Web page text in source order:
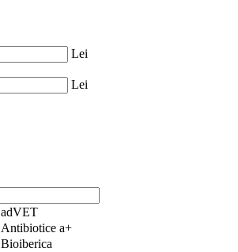
Lei
Lei
adVET
Antibiotice a+
Bioiberica